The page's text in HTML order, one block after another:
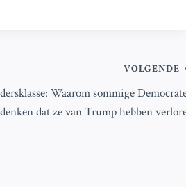
VOLGENDE
Waarom sommige
denken dat ze van Trump hebben